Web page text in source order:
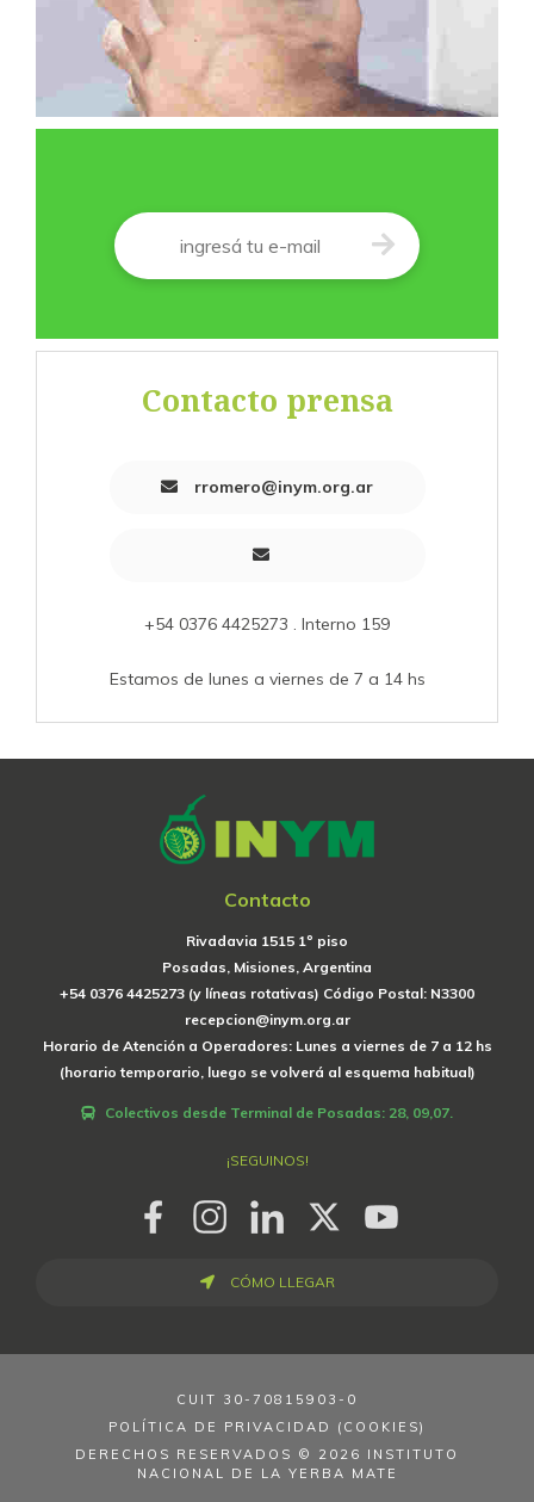
Correo
Contacto prensa
rromero@inym.org.ar
+54 0376 4425273 . Interno 159
Estamos de lunes a viernes de 7 a 14 hs
Contacto
Rivadavia 1515 1º piso
Posadas, Misiones, Argentina
+54 0376 4425273 (y líneas rotativas) Código Postal: N3300
recepcion@inym.org.ar
Horario de Atención a Operadores: Lunes a viernes de 7 a 12 hs
(horario temporario, luego se volverá al esquema habitual)
Colectivos desde Terminal de Posadas: 28, 09,07.
¡SEGUINOS!
CÓMO LLEGAR
CUIT 30-70815903-0
POLÍTICA DE PRIVACIDAD (COOKIES)
DERECHOS RESERVADOS © 2026 INSTITUTO
NACIONAL DE LA YERBA MATE